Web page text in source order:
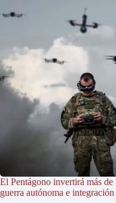
El Pentágono invertirá más
guerra autónoma e